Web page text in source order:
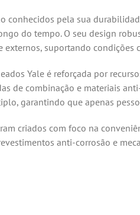
conhecidos pela sua
do tempo. O seu design
externos, suportando condições
Yale é reforçada por
de combinação e materiais
garantindo que apenas
criados com foco na
anti-corrosão e